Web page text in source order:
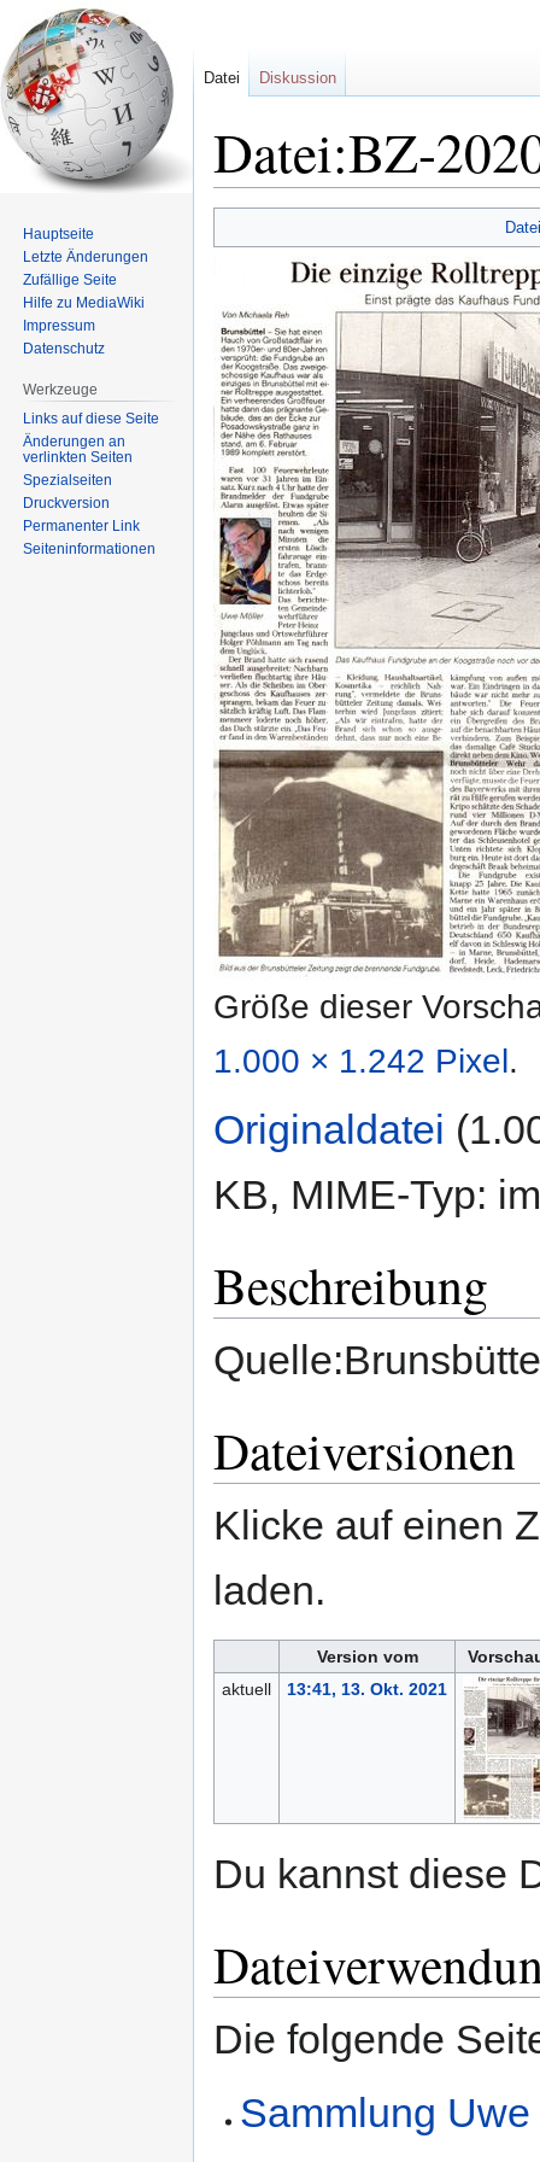
Datei:BZ-
Navigation
Suche
Größe dieser
1.000 × 1.242 Pixel.
Originaldatei
KB, MIME-Typ:
Beschreibung
Dateiversionen
Klicke auf einen
laden.
Version vom
aktuell
13:41, 13. Okt. 2021
Du kannst diese
Die folgende
Sammlung
Datei Diskussion
Hauptseite
Letzte Änderungen
Zufällige Seite
Hilfe zu MediaWiki
Impressum
Datenschutz
Werkzeuge
Links auf diese Seite
Änderungen an
verlinkten Seiten
Spezialseiten
Druckversion
Permanenter Link
Seiten­informationen